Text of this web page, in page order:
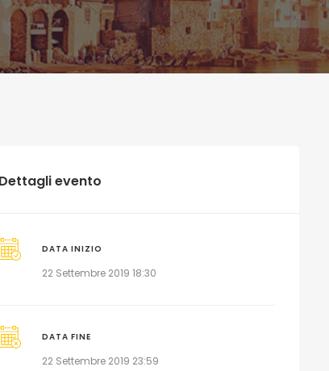
Dettagli evento
DATA INIZIO
22 Settembre 2019 18:30
DATA FINE
22 Settembre 2019 23:59